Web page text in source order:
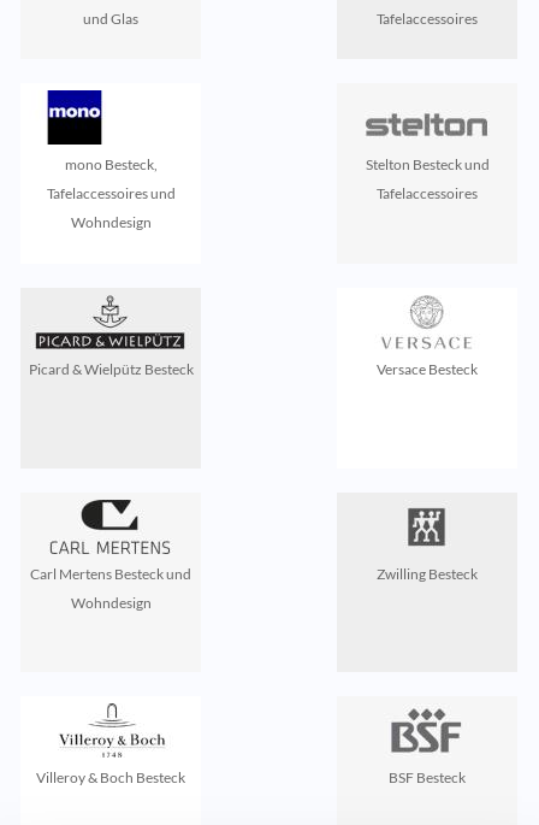
und Glas
Tafelaccessoires
mono Besteck,
Tafelaccessoires und
Wohndesign
Stelton Besteck und
Tafelaccessoires
Picard & Wielpütz Besteck Versace Besteck
Carl Mertens Besteck und
Wohndesign
Zwilling Besteck
Villeroy & Boch Besteck BSF Besteck